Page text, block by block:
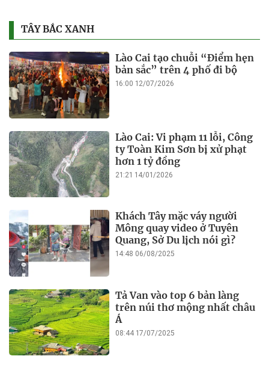
TÂY BẮC XANH
Lào Cai tạo chuỗi “Điểm hẹn
bản sắc” trên 4 phố đi bộ
16:00 12/07/2026
Lào Cai: Vi phạm 11 lỗi, Công
ty Toàn Kim Sơn bị xử phạt
hơn 1 tỷ đồng
21:21 14/01/2026
Khách Tây mặc váy người
Mông quay video ở Tuyên
Quang, Sở Du lịch nói gì?
14:48 06/08/2025
Tả Van vào top 6 bản làng
trên núi thơ mộng nhất châu
Á
08:44 17/07/2025